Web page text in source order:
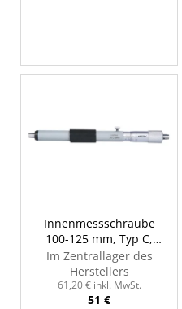
Innenmessschraube
100-125 mm, Typ C,
INSIZE 3229-125
Im Zentrallager des
Herstellers
61,20 € inkl. MwSt.
51 €